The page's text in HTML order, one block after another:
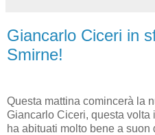
Giancarlo Ciceri in
Smirne!
Questa mattina comincerà la
Giancarlo Ciceri, questa volta
ha abituati molto bene a